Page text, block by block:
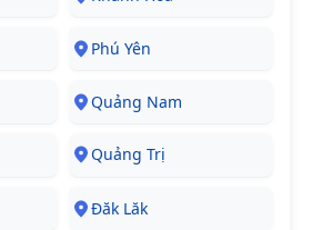
Phú Yên
Quảng Nam
Quảng Trị
Đăk Lăk